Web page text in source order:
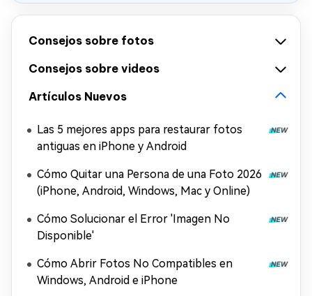
Consejos sobre fotos
Consejos sobre videos
Artículos Nuevos
Las 5 mejores apps para restaurar fotos
antiguas en iPhone y Android
Cómo Quitar una Persona de una Foto 2026
(iPhone, Android, Windows, Mac y Online)
Cómo Solucionar el Error 'Imagen No
Disponible'
Cómo Abrir Fotos No Compatibles en
Windows, Android e iPhone